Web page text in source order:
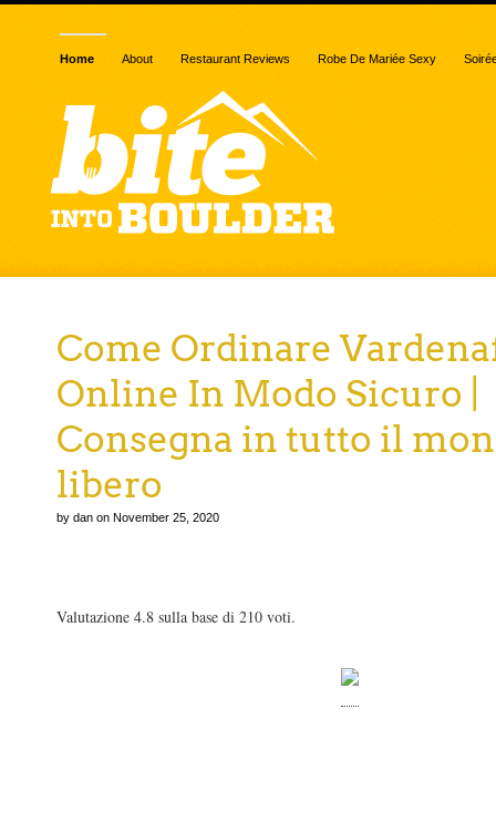
Home About Restaurant Reviews Robe De Mariée Sexy
Come Ordinare
Online In Modo Sicuro |
Consegna in tutto il
libero
by dan on November 25, 2020
Valutazione 4.8 sulla base di 210 voti.